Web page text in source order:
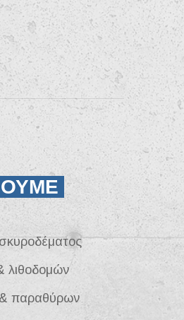
λιθοδομών
παραθύρων